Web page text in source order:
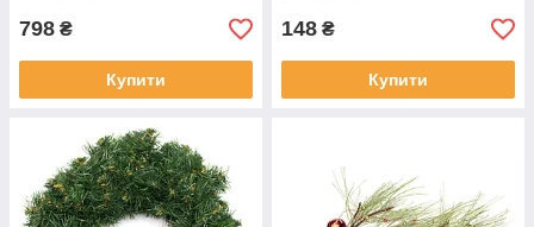
798 ₴
Купити
148 ₴
Купити